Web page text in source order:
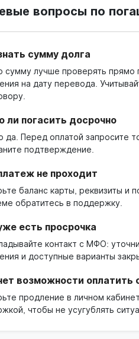
вопросы по
сумму долга
сумму лучше проверять прямо
на дату перевода.
ли погасить досрочно
да. Перед оплатой запросите
подтверждение.
не проходит
баланс карты, реквизиты и
обратитесь в поддержку.
есть просрочка
контакт с МФО:
и доступные варианты
возможности оплатить
продление в личном
чтобы не усугублять